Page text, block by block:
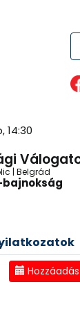
14:30
| Belgrád